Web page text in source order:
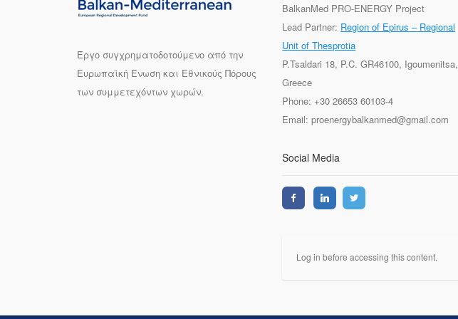
Έργο συγχρηματοδοτούμενο από την
Ευρωπαϊκή Ένωση και Εθνικούς Πόρους
των συμμετεχόντων χωρών.
BalkanMed PRO-ENERGY Project
Lead Partner: Region of Epirus – Regional
Unit of Thesprotia
P.Tsaldari 18, P.C. GR46100, Igoumenitsa,
Greece
Phone: +30 26653 60103-4
Email: proenergybalkanmed@gmail.com
Social Media
Log in before accessing this content.